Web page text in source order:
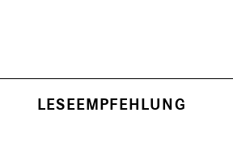
LESEEMPFEHLUNG